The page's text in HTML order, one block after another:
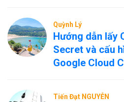
Quỳnh Lý
Hướng dẫn lấy
Secret và cấu
Google Cloud
Tiến Đạt NGUYỄN